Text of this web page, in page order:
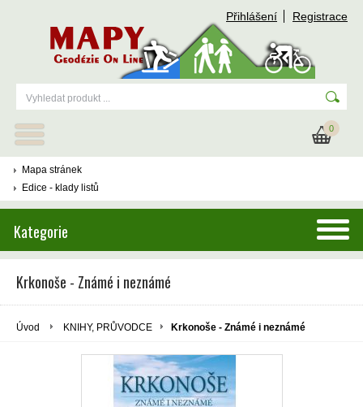
Přihlášení Registrace
0
Mapa stránek
Edice - klady listů
Kategorie
Krkonoše - Známé i neznámé
Úvod KNIHY, PRŮVODCE Krkonoše - Známé i neznámé